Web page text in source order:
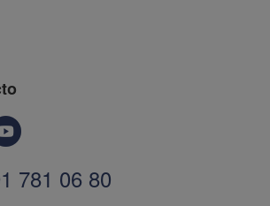
781 06 80